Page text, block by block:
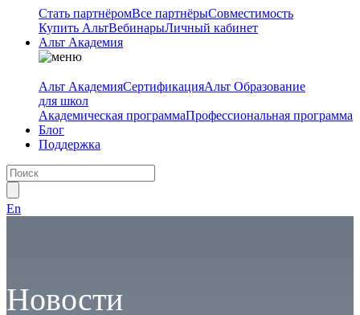
Стать партнёромВсе партнёрыСовместимость
Купить АльтВебинарыЛичный кабинет
Альт Академия
Альт АкадемияСертификацияАльт Образование
для школ
Академическая программаПрофессиональная программа
Блог
Поддержка
En
Новости